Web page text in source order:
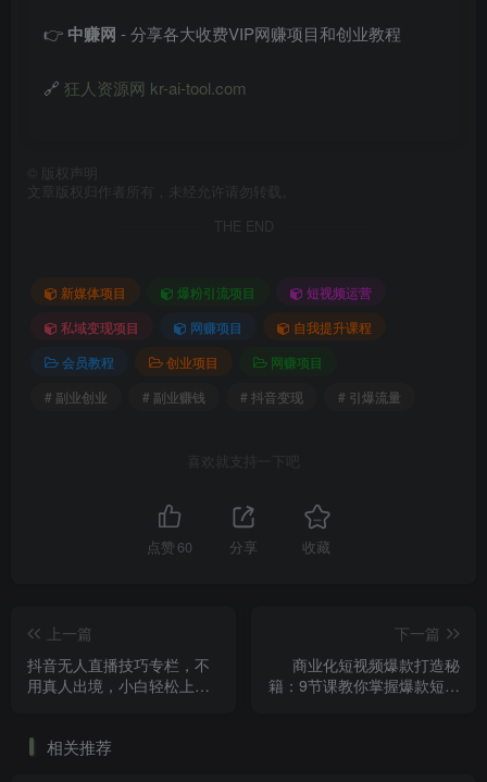
👉 中赚网 - 分享各大收费VIP网赚项目和创业教程
🔗 狂人资源网 kr-ai-tool.com
版权声明
文章版权归作者所有，未经允许请勿转载。
THE END
新媒体项目 爆粉引流项目
短视频运营
私域变现项目
网赚项目
自我提升课程
会员教程
创业项目
网赚项目
# 副业创业
# 副业赚钱 # 抖音变现 # 引爆流量
喜欢就支持一下吧
点赞 60 分享 收藏
上一篇
抖音无人直播技巧专栏，不
用真人出境，小白轻松上手
下一篇
商业化短视频爆款打造秘
籍：9节课教你掌握爆款短视
相关推荐